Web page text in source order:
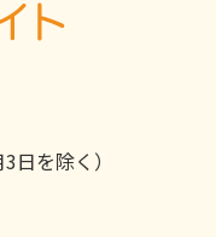
日を除く）